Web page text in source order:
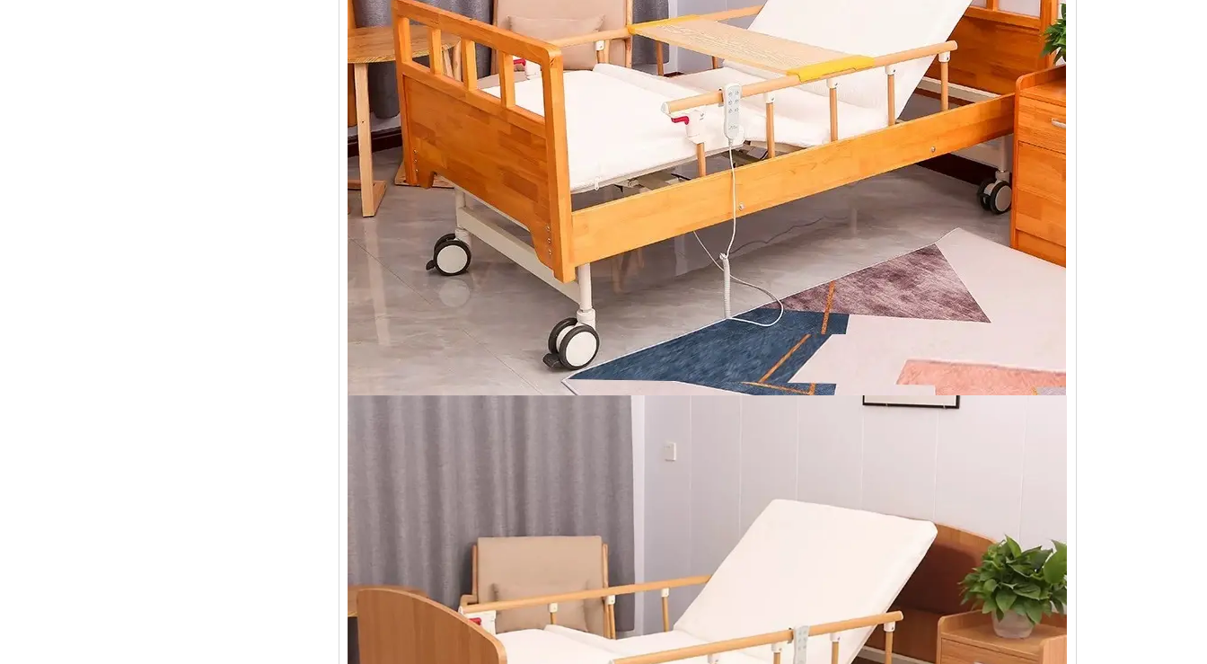
360度服务：
VOUPLUS组建了专业的工程团队，为工程客户和品牌店客户提供完善的服务和****的项目解决方案。工程团队负责投标
项目、方案设计、配置、现场测量、验收报告、后续服务等。项目案例来自政府、医疗机构、教育系统、酒店、银行等各
行各业。我们还负责提供专业的服务，通过提供培训课程帮助品牌店客户建立强大的销售团队，这就是过去15年来客户选
择我们的原因。
服务理念：客户至上
售前服务：
VOUPLUS坚持把专业的人放在合适的岗位，工程团队为客户提供专业的方案设计、**合理的空间配置、后期的跟进工
作，致力于打造和谐的工作环境。
销售服务：
我们是一支专业的咨询团队，帮助您选择合适的家具并给出建议和详细的家具保养原则。
售后服务：
产品享受三年保固及维修服务。我司售后服务中心负责处理客户咨询、投诉、维修及应急服务、亲善回访等。三年保固期
内，除人为因素外，经维修后，产品无法正常使用，厂家将给予换货。
Q5：我是一个小批发商，你们接受小额订单吗？
当然可以。从您联系我们的那一刻起，您就成为我们宝贵的潜在客户。无论您的数量多大或少，我们都期待与您合作，希
望我们未来能够共同成长。
Q6：我可以把我的标志放在产品上吗？
是的。您可以将您的织物徽标发送给我们，然后我们可以在椅子上放置您的徽标。此外，我们可以在盒子上印上您的徽
标。
Q7. 你们的质量控制如何？
质量是我们的文化。我们拥有专业的质量检测中心，对原材料进行化学和物理测试，只有合格的才能生产。专业的QC团队
有50名成员，在交货前测试产品和包装。我们将在整个批量生产过程中控制货物的质量。我们保证客户对我们**产品
100％满意。如果您对柔佛的质量或服务不满意，请随时立即反馈我们，如果产品不符合合同要求，我们将免费更换或在
下一个订单中给您补偿。对于国外订单，我们确保大多数配件。在某些特殊情况下，我们将给予折扣作为解决方案。
Q8. 你的设计能力如何？
我们拥有12人的设计团队，设计师拥有10年以上行业经验，毕业于家具产品设计专业，医疗家具风格、医院空间布局均由
我们设计团队自主设计开发。
Q9：你们能对你们的产品提供保修吗？